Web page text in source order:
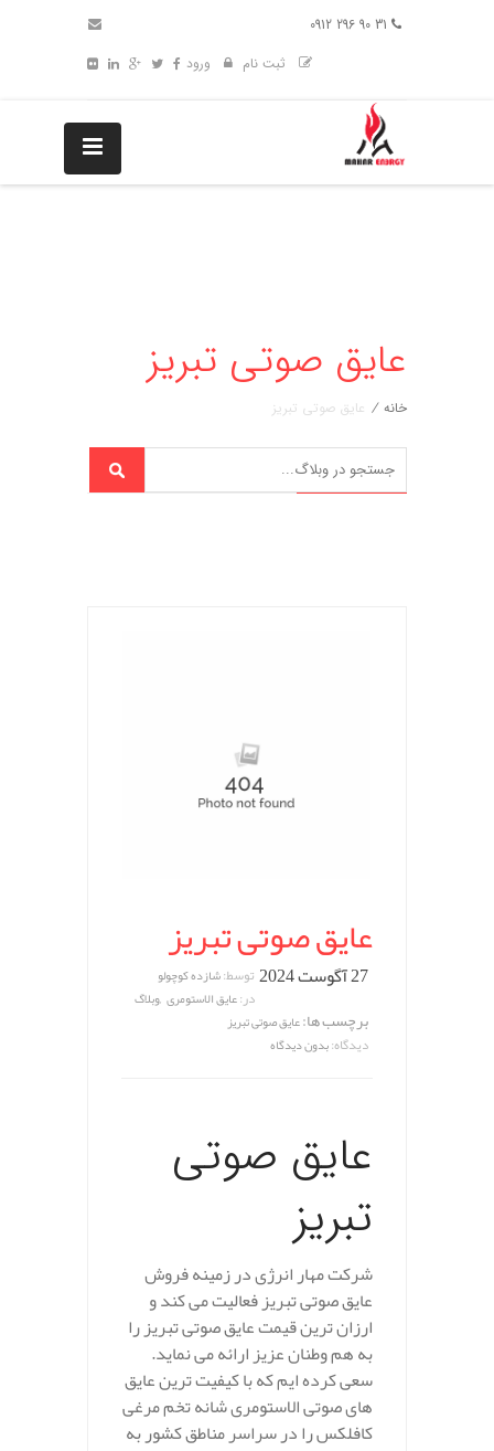
ثبت نام
ورود
عایق صوتی تبریز
خانه / عایق صوتی تبریز
عایق صوتی تبریز
27 آگوست 2024 توسط:شازده کوچولو
در:عایق الاستومری ,وبلاگ
برچسب ها:عایق صوتی تبریز
دیدگاه:بدون دیدگاه
عایق صوتی
تبریز
شرکت مهار انرژی در زمینه فروش
عایق صوتی تبریز فعالیت می کند و
ارزان ترین قیمت عایق صوتی تبریز را
به هم وطنان عزیز ارائه می نماید.
سعی کرده ایم که با کیفیت ترین عایق
های صوتی الاستومری شانه تخم مرغی
کافلکس را در سراسر مناطق کشور به